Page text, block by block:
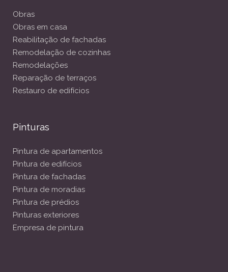
Obras
Obras em casa
Reabilitação de fachadas
Remodelação de cozinhas
Remodelações
Reparação de terraços
Restauro de edifícios
Pinturas
Pintura de apartamentos
Pintura de edifícios
Pintura de fachadas
Pintura de moradias
Pintura de prédios
Pinturas exteriores
Empresa de pintura